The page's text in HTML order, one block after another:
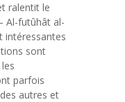
ralentit le
Al-futûhât al-
intéressantes
sont
parfois
autres et